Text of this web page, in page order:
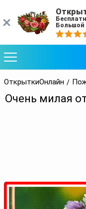
ОткрыткиОнлайн
Очень милая
Большой